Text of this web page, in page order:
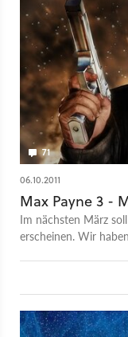
71
06.10.2011
Max Payne 3 -
Im nächsten März
erscheinen. Wir